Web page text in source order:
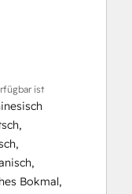
ist
,
,
,
Bokmal,